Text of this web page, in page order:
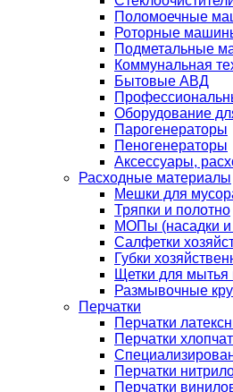
Поломоечные
Роторные
Подметальные
Коммунальная
Бытовые АВД
Оборудование
Парогенераторы
Пеногенераторы
Аксессуары,
Расходные материалы
Мешки для
Тряпки и полотно
МОПы (насадки и
Салфетки
Губки
Щетки для мытья
Размывочные
Перчатки
Перчатки
Перчатки
Перчатки
Перчатки